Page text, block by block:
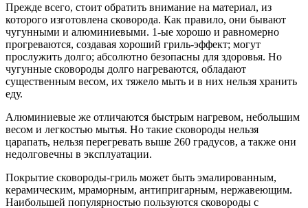
Прежде всего, стоит обратить внимание на материал, из
которого изготовлена сковорода. Как правило, они бывают
чугунными и алюминиевыми. 1-ые хорошо и равномерно
прогреваются, создавая хороший гриль-эффект; могут
прослужить долго; абсолютно безопасны для здоровья. Но
чугунные сковороды долго нагреваются, обладают
существенным весом, их тяжело мыть и в них нельзя хранить
еду.
Алюминиевые же отличаются быстрым нагревом, небольшим
весом и легкостью мытья. Но такие сковороды нельзя
царапать, нельзя перегревать выше 260 градусов, а также они
недолговечны в эксплуатации.
Покрытие сковороды-гриль может быть эмалированным,
керамическим, мраморным, антипригарным, нержавеющим.
Наибольшей популярностью пользуются сковороды с